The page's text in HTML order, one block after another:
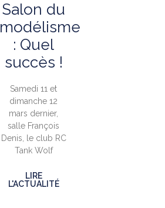
Salon du
modélisme
: Quel
succès !
Samedi 11 et
dimanche 12
mars dernier,
salle François
Denis, le club RC
Tank Wolf
LIRE
L'ACTUALITÉ